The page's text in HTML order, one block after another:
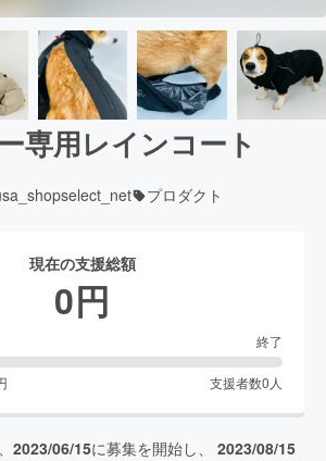
専用レインコート
プロダクト
現在の支援総額
0円
終了
支援者数0 人
2023/06/15に募集を開始し、 2023/08/15